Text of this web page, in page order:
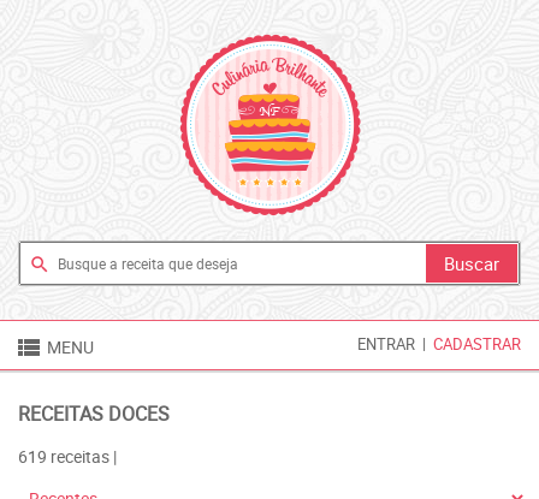
search
 MENU ENTRAR | CADASTRAR
RECEITAS DOCES
619 receitas |